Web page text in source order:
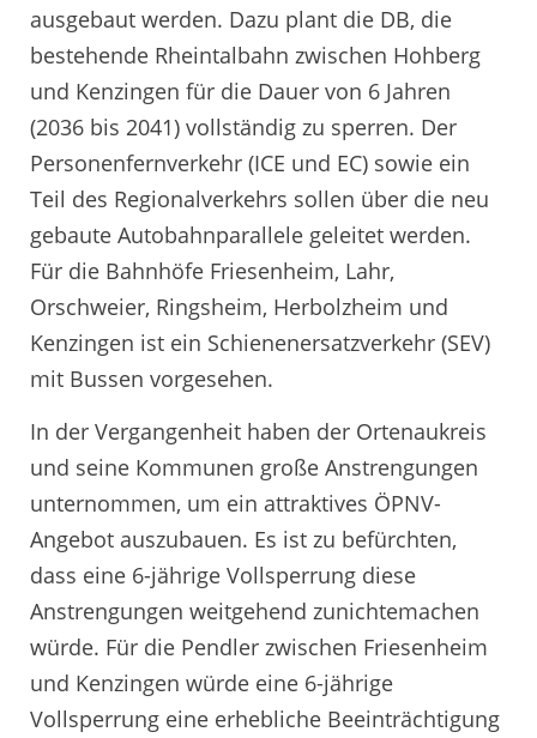
ausgebaut werden. Dazu plant die DB, die
bestehende Rheintalbahn zwischen Hohberg
und Kenzingen für die Dauer von 6 Jahren
(2036 bis 2041) vollständig zu sperren. Der
Personenfernverkehr (ICE und EC) sowie ein
Teil des Regionalverkehrs sollen über die neu
gebaute Autobahnparallele geleitet werden.
Für die Bahnhöfe Friesenheim, Lahr,
Orschweier, Ringsheim, Herbolzheim und
Kenzingen ist ein Schienenersatzverkehr (SEV)
mit Bussen vorgesehen.
In der Vergangenheit haben der Ortenaukreis
und seine Kommunen große Anstrengungen
unternommen, um ein attraktives ÖPNV-
Angebot auszubauen. Es ist zu befürchten,
dass eine 6-jährige Vollsperrung diese
Anstrengungen weitgehend zunichtemachen
würde. Für die Pendler zwischen Friesenheim
und Kenzingen würde eine 6-jährige
Vollsperrung eine erhebliche Beeinträchtigung